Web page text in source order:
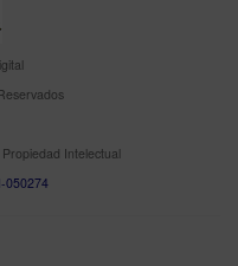
Intelectual
050274